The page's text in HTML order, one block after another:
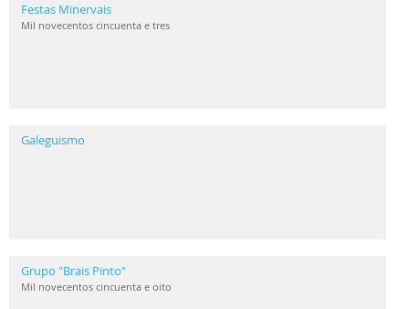
Festas Minervais
Mil novecentos cincuenta e tres
Galeguismo
Grupo "Brais Pinto"
Mil novecentos cincuenta e oito